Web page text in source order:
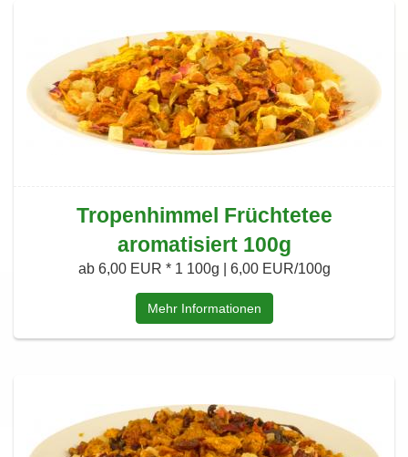
Tropenhimmel Früchtetee
aromatisiert 100g
ab 6,00 EUR * 1 100g | 6,00 EUR/100g
Mehr Informationen